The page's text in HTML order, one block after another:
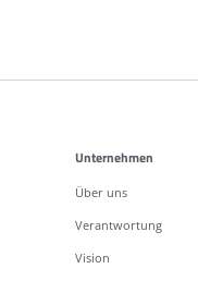
Unternehmen
Über uns
Verantwortung
Vision